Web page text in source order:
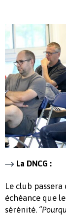
La DNCG :
Le club
échéance que
sérénité.